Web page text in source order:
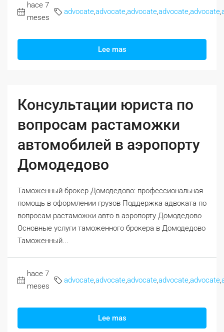
hace 7
meses
advocateadvocateadvocateadvocateadvocate
Lee mas
Консультации юриста по
вопросам растаможки
автомобилей в аэропорту
Домодедово
Таможенный брокер Домодедово: профессиональная
помощь в оформлении грузов Поддержка адвоката по
вопросам растаможки авто в аэропорту Домодедово
Основные услуги таможенного брокера в Домодедово
Таможенный...
hace 7
meses
advocateadvocateadvocateadvocateadvocate
Lee mas